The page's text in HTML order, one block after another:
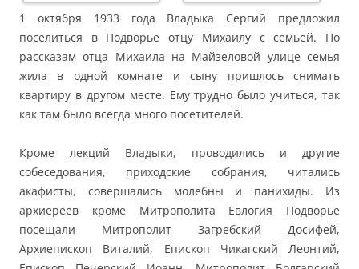
1 октября 1933 года Владыка Сергий предложил
поселиться в Подворье отцу Михаилу с семьей. По
рассказам отца Михаила на Майзеловой улице семья
жила в одной комнате и сыну пришлось снимать
квартиру в другом месте. Ему трудно было учиться, так
как там было всегда много посетителей.
Кроме лекций Владыки, проводились и другие
собеседования, приходские собрания, читались
акафисты, совершались молебны и панихиды. Из
архиереев кроме Митрополита Евлогия Подворье
посещали Митрополит Загребский Досифей,
Архиепископ Виталий, Епископ Чикагский Леонтий,